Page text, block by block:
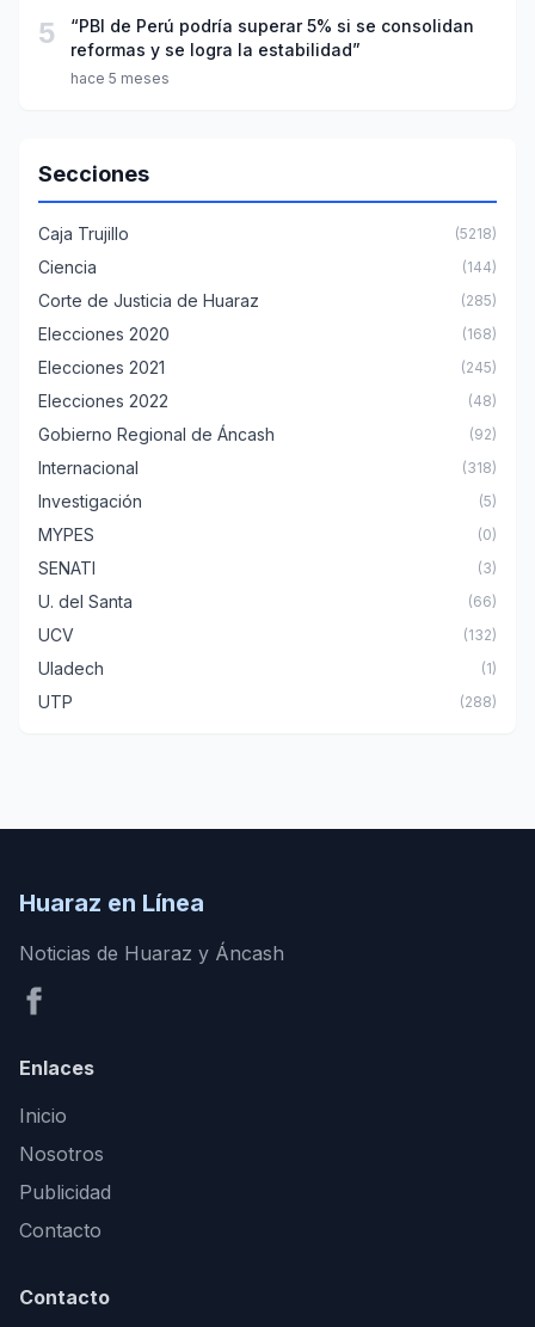
5
“PBI de Perú podría superar 5% si se consolidan
reformas y se logra la estabilidad”
hace 5 meses
Secciones
Caja Trujillo (5218)
Ciencia (144)
Corte de Justicia de Huaraz (285)
Elecciones 2020 (168)
Elecciones 2021 (245)
Elecciones 2022 (48)
Gobierno Regional de Áncash (92)
Internacional (318)
Investigación (5)
MYPES (0)
SENATI (3)
U. del Santa (66)
UCV (132)
Uladech (1)
UTP (288)
Huaraz en Línea
Noticias de Huaraz y Áncash
Enlaces
Inicio
Nosotros
Publicidad
Contacto
Contacto